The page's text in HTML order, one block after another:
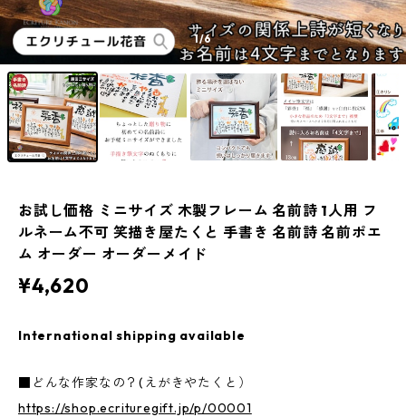
1/6
お試し価格 ミニサイズ 木製フレーム 名前詩 1人用 フ
ルネーム不可 笑描き屋たくと 手書き 名前詩 名前ポエ
ム オーダー オーダーメイド
¥4,620
International shipping available
■どんな作家なの？(えがきやたくと）
https://shop.ecrituregift.jp/p/00001